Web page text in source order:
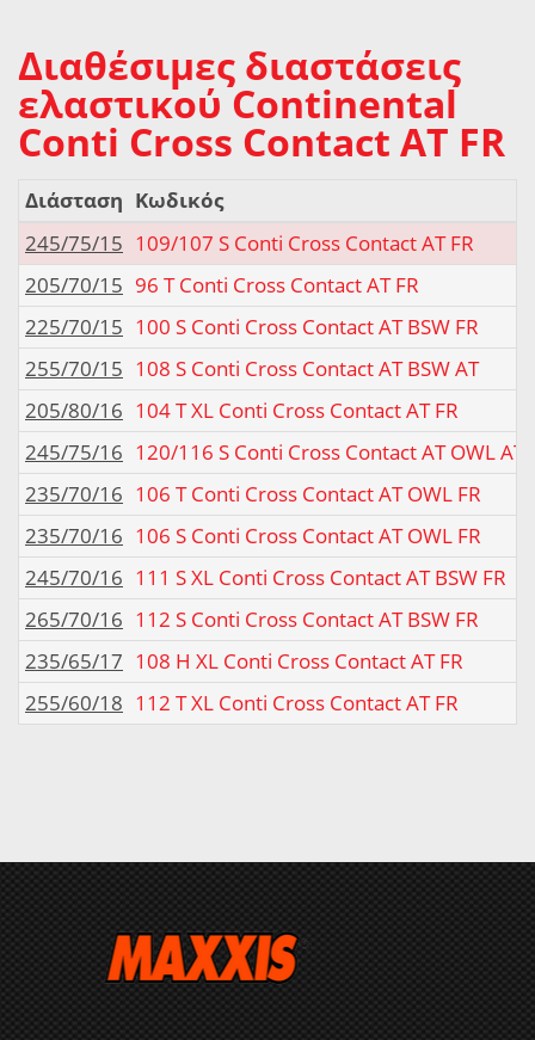
Διαθέσιμες διαστάσεις
ελαστικού Continental
Conti Cross Contact AT FR
Διάσταση Κωδικός
245/75/15 109/107 S Conti Cross Contact AT FR
205/70/15 96 T Conti Cross Contact AT FR
225/70/15 100 S Conti Cross Contact AT BSW FR
255/70/15 108 S Conti Cross Contact AT BSW AT
205/80/16 104 T XL Conti Cross Contact AT FR
245/75/16 120/116 S Conti Cross Contact AT OWL AT
235/70/16 106 T Conti Cross Contact AT OWL FR
235/70/16 106 S Conti Cross Contact AT OWL FR
245/70/16 111 S XL Conti Cross Contact AT BSW FR
265/70/16 112 S Conti Cross Contact AT BSW FR
235/65/17 108 H XL Conti Cross Contact AT FR
255/60/18 112 T XL Conti Cross Contact AT FR